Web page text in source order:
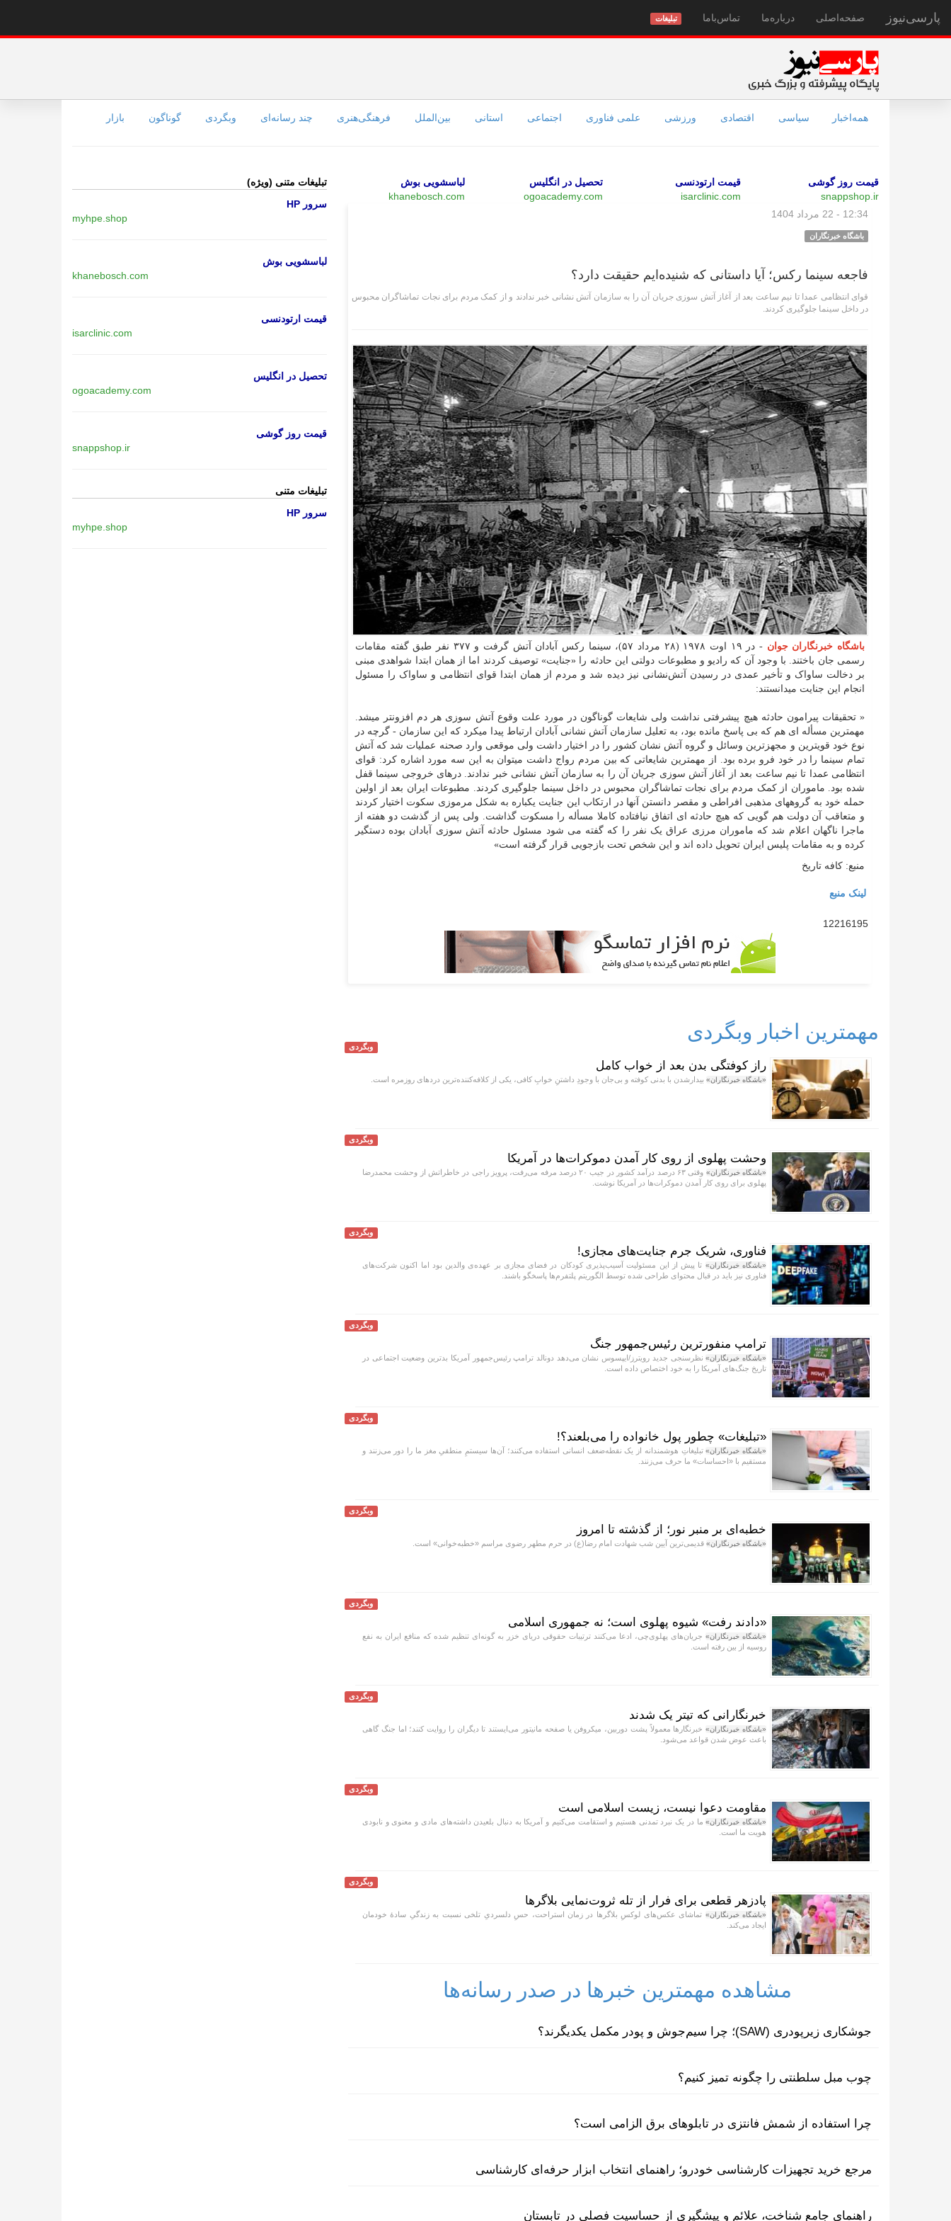
پارسی‌نیوز صفحه‌اصلی درباره‌ما تماس‌با‌ما تبلیغات
همه‌اخبار سیاسی اقتصادی ورزشی علمی فناوری اجتماعی استانی بین‌الملل فرهنگی‌هنری چند رسانه‌ای وبگردی گوناگون بازار
قیمت روز گوشی
snappshop.ir
قیمت ارتودنسی
isarclinic.com
تحصیل در انگلیس
ogoacademy.com
لباسشویی بوش
khanebosch.com
12:34 - 22 مرداد 1404
باشگاه خبرنگاران
فاجعه سینما رکس؛ آیا داستانی که شنیده‌ایم حقیقت دارد؟
قوای انتظامی عمدا تا نیم ساعت بعد از آغاز آتش سوزی جریان آن را به سازمان آتش نشانی خبر ندادند و از کمک مردم برای نجات تماشاگران محبوس
در داخل سینما جلوگیری کردند.
باشگاه خبرنگاران جوان
- در ۱۹ اوت ۱۹۷۸ (۲۸ مرداد ۵۷)، سینما رکس آبادان آتش گرفت و ۳۷۷ نفر طبق گفته مقامات
رسمی جان باختند. با وجود آن که رادیو و مطبوعات دولتی این حادثه را «جنایت» توصیف کردند اما از همان ابتدا شواهدی مبنی
بر دخالت ساواک و تأخیر عمدی در رسیدن آتش‌نشانی نیز دیده شد و مردم از همان ابتدا قوای انتظامی و ساواک را مسئول
انجام این جنایت می­دانستند:
« تحقیقات پیرامون حادثه هیچ پیشرفتی نداشت ولی شایعات گوناگون در مورد علت وقوع آتش سوزی هر دم افزونتر میشد.
مهمترین مسأله ای هم که بی پاسخ مانده بود، به تعلیل سازمان آتش نشانی آبادان ارتباط پیدا میکرد که این سازمان - گرچه در
نوع خود قویترین و مجهزترین وسائل و گروه آتش نشان کشور را در اختیار داشت ولی موقعی وارد صحنه عملیات شد که آتش
تمام سینما را در خود فرو برده بود. از مهمترین شایعاتی که بین مردم رواج داشت میتوان به این سه مورد اشاره کرد: قوای
انتظامی عمدا تا نیم ساعت بعد از آغاز آتش سوزی جریان آن را به سازمان آتش نشانی خبر ندادند. درهای خروجی سینما قفل
شده بود. ماموران از کمک مردم برای نجات تماشاگران محبوس در داخل سینما جلوگیری کردند. مطبوعات ایران بعد از اولین
حمله خود به گروههای مذهبی افراطی و مقصر دانستن آنها در ارتکاب این جنایت یکباره به شکل مرموزی سکوت اختیار کردند
و متعاقب آن دولت هم گویی که هیچ حادثه ای اتفاق نیافتاده کاملا مسأله را مسکوت گذاشت. ولی پس از گذشت دو هفته از
ماجرا ناگهان اعلام شد که ماموران مرزی عراق یک نفر را که گفته می شود مسئول حادثه آتش سوزی آبادان بوده دستگیر
کرده و به مقامات پلیس ایران تحویل داده اند و این شخص تحت بازجویی قرار گرفته است»
منبع: کافه تاریخ
لینک منبع
12216195
مهمترین اخبار وبگردی
وبگردی
راز کوفتگی بدن بعد از خواب کامل
«باشگاه خبرنگاران» بیدارشدن با بدنی کوفته و بی‌جان با وجودِ داشتنِ خوابِ کافی، یکی از کلافه‌کننده‌ترین دردهای روزمره است.
وبگردی
وحشت پهلوی از روی کار آمدن دموکرات‌ها در آمریکا
«باشگاه خبرنگاران»
وقتی ۶۳ درصد درآمد کشور در جیب ۲۰ درصد مرفه می‌رفت، پرویز راجی در خاطراتش از وحشت محمدرضا
پهلوی برای روی کار آمدن دموکرات‌ها در آمریکا نوشت.
وبگردی
فناوری، شریک جرم جنایت‌های مجازی!
«باشگاه خبرنگاران» تا پیش از این مسئولیت آسیب‌پذیری کودکان در فضای مجازی بر عهده‌ی والدین بود اما اکنون شرکت‌های
فناوری نیز باید در قبال محتوای طراحی شده توسط الگوریتم‌ پلتفرم‌ها پاسخگو باشند.
وبگردی
ترامپ منفورترین رئیس‌جمهور جنگ
«باشگاه خبرنگاران»نظرسنجی جدید رویترز/ایپسوس نشان می‌دهد دونالد ترامپ رئیس‌جمهور آمریکا بدترین وضعیت اجتماعی در
تاریخ جنگ‌های آمریکا را به خود اختصاص داده است.
وبگردی
«تبلیغات» چطور پول خانواده را می‌بلعند؟!
«باشگاه خبرنگاران»تبلیغاتِ هوشمندانه از یک نقطه‌ضعف انسانی استفاده می‌کنند؛ آن‌ها سیستمِ منطقیِ مغز ما را دور می‌زنند و
مستقیم با «احساسات» ما حرف می‌زنند.
وبگردی
خطبه‌ای بر منبر نور؛ از گذشته تا امروز
«باشگاه خبرنگاران» قدیمی‌ترین آیین شب شهادت امام رضا(ع) در حرم مطهر رضوی مراسم «خطبه‌خوانی» است.
وبگردی
«دادند رفت» شیوه پهلوی است؛ نه جمهوری اسلامی
«باشگاه خبرنگاران» جریان‌های پهلوی‌چی، ادعا می‌کنند ترتیبات حقوقی دریای خزر به گونه‌ای تنظیم شده که منافع ایران به نفع
روسیه از بین رفته است.
وبگردی
خبرنگارانی که تیتر یک شدند
«باشگاه خبرنگاران»خبرنگار‌ها معمولاً پشت دوربین، میکروفن یا صفحه مانیتور می‌ایستند تا دیگران را روایت کنند؛ اما جنگ گاهی
باعث عوض شدن قواعد می‌شود.
وبگردی
مقاومت دعوا نیست، زیست اسلامی است
«باشگاه خبرنگاران»ما در یک نبرد تمدنی هستیم و استقامت می‌کنیم و آمریکا به دنبال بلعیدن داشته‌های مادی و معنوی و نابودی
هویت ما است.
وبگردی
پادزهر قطعی برای فرار از تله ثروت‌نمایی بلاگر‌ها
«باشگاه خبرنگاران» تماشای عکس‌های لوکسِ بلاگر‌ها در زمان استراحت، حسِ دلسردیِ تلخی نسبت به زندگیِ سادهٔ خودمان
ایجاد می‌کند.
مشاهده مهمترین خبرها در صدر رسانه‌ها
جوشکاری زیرپودری (SAW)؛ چرا سیم‌جوش و پودر مکمل یکدیگرند؟
چوب مبل سلطنتی را چگونه تمیز کنیم؟
چرا استفاده از شمش فانتزی در تابلوهای برق الزامی است؟
مرجع خرید تجهیزات کارشناسی خودرو؛ راهنمای انتخاب ابزار حرفه‌ای کارشناسی
راهنمای جامع شناخت، علائم و پیشگیری از حساسیت فصلی در تابستان
تبلیغات متنی (ویژه)
سرور HP
myhpe.shop
لباسشویی بوش
khanebosch.com
قیمت ارتودنسی
isarclinic.com
تحصیل در انگلیس
ogoacademy.com
قیمت روز گوشی
snappshop.ir
تبلیغات متنی
سرور HP
myhpe.shop